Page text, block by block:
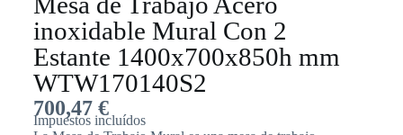
inoxidable Mural Con 2
Estante 1400x700x850h mm
WTW170140S2
700,47 €
Impuestos incluídos